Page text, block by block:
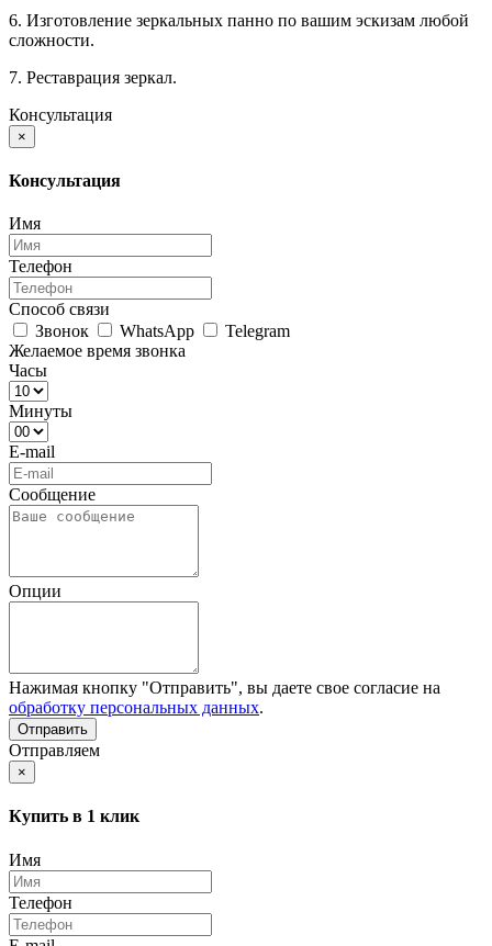
6. Изготовление зеркальных панно по вашим эскизам любой
сложности.
7. Реставрация зеркал.
Консультация
×
Консультация
Имя
Телефон
Способ связи
Звонок
WhatsApp
Telegram
Желаемое время звонка
Часы
Минуты
E-mail
Сообщение
Опции
Нажимая кнопку "Отправить", вы даете свое согласие на
обработку персональных данных.
Отправляем
×
Купить в 1 клик
Имя
Телефон